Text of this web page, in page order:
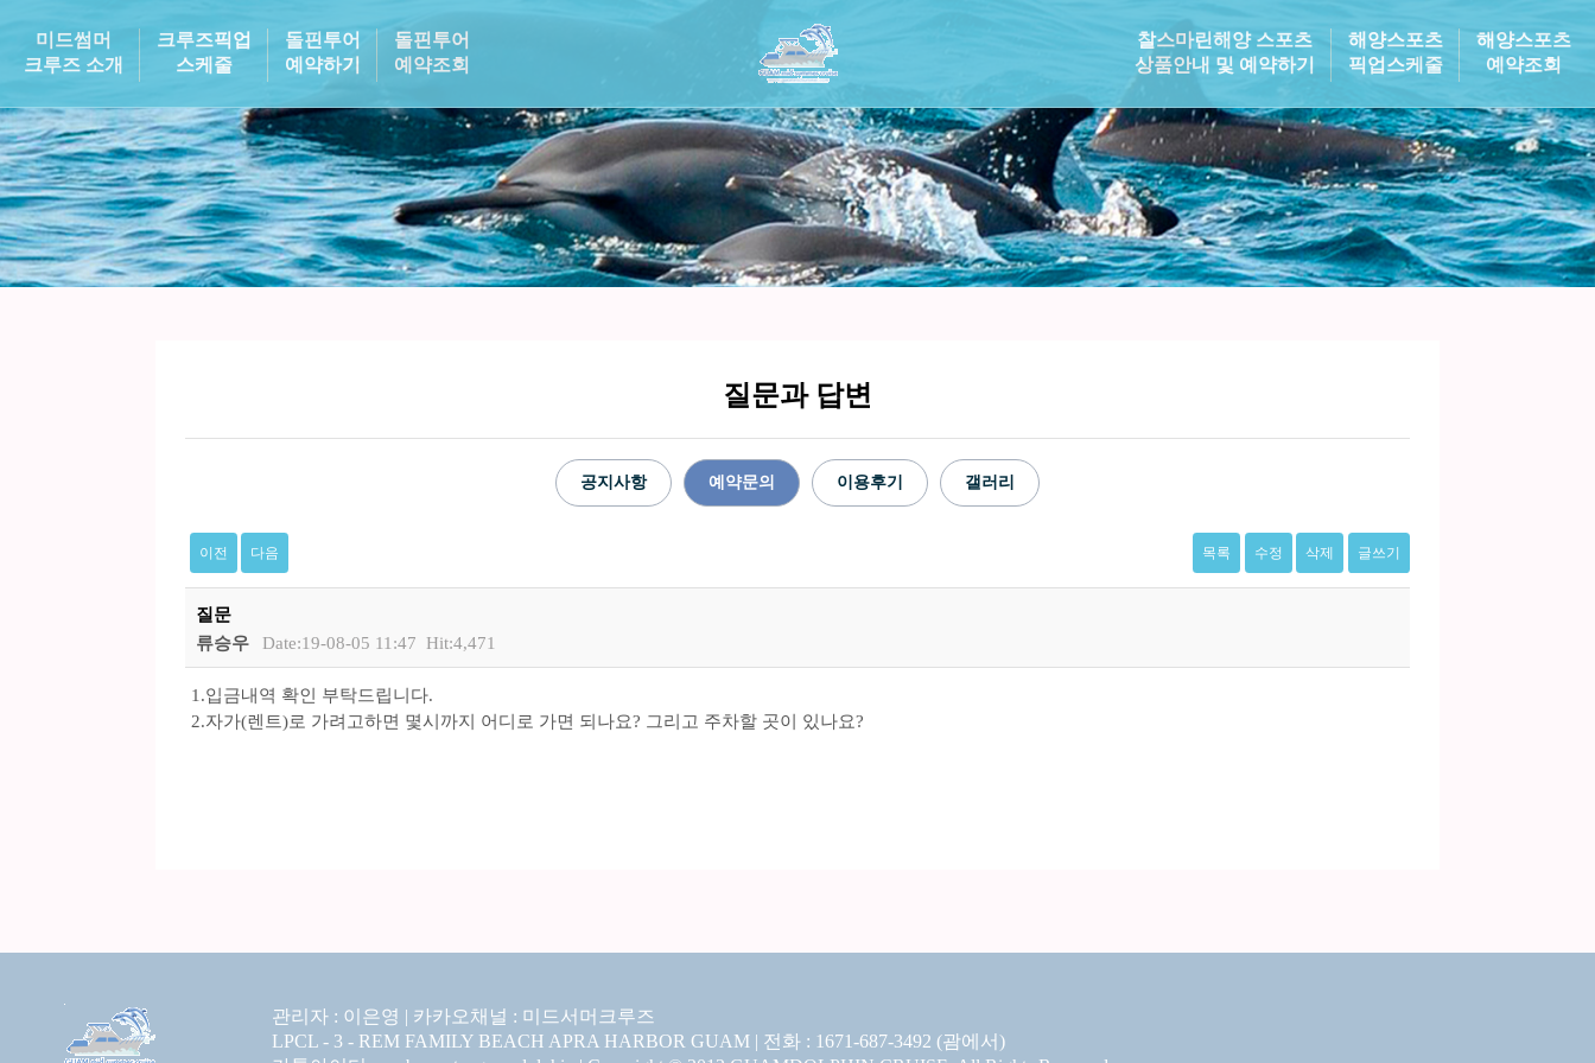
미드썸머
크루즈 소개
크루즈픽업
스케줄
돌핀투어
예약하기
돌핀투어
예약조회
찰스마린해양 스포츠
상품안내 및 예약하기
해양스포츠
픽업스케줄
해양스포츠
예약조회
질문과 답변
공지사항 예약문의 이용후기 갤러리
이전 다음 목록 수정 삭제 글쓰기
질문
류승우
Date:19-08-05 11:47 Hit:4,471
1.입금내역 확인 부탁드립니다.
2.자가(렌트)로 가려고하면 몇시까지 어디로 가면 되나요? 그리고 주차할 곳이 있나요?
관리자 : 이은영 | 카카오채널 : 미드서머크루즈
LPCL - 3 - REM FAMILY BEACH APRA HARBOR GUAM | 전화 : 1671-687-3492 (괌에서)